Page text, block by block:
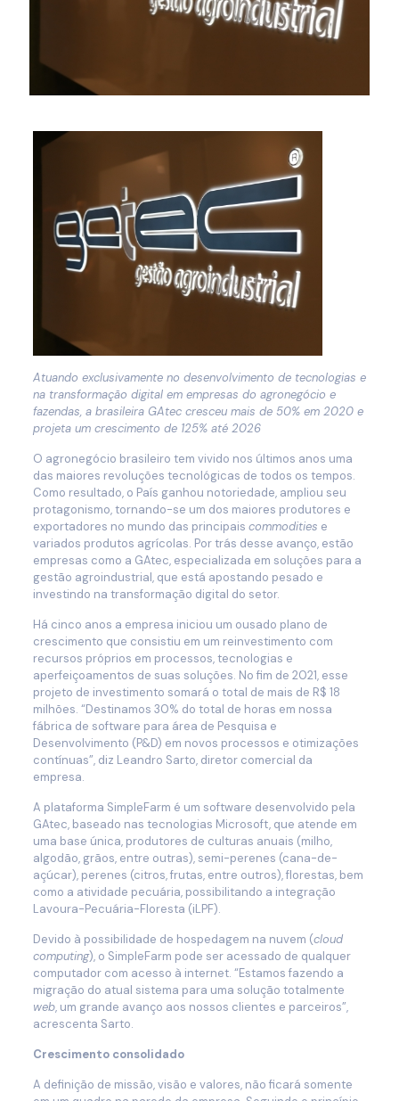
Atuando exclusivamente no desenvolvimento de tecnologias e
na transformação digital em empresas do agronegócio e
fazendas, a brasileira GAtec cresceu mais de 50% em 2020 e
projeta um crescimento de 125% até 2026
O agronegócio brasileiro tem vivido nos últimos anos uma
das maiores revoluções tecnológicas de todos os tempos.
Como resultado, o País ganhou notoriedade, ampliou seu
protagonismo, tornando-se um dos maiores produtores e
exportadores no mundo das principais commodities e
variados produtos agrícolas. Por trás desse avanço, estão
empresas como a GAtec, especializada em soluções para a
gestão agroindustrial, que está apostando pesado e
investindo na transformação digital do setor.
Há cinco anos a empresa iniciou um ousado plano de
crescimento que consistiu em um reinvestimento com
recursos próprios em processos, tecnologias e
aperfeiçoamentos de suas soluções. No fim de 2021, esse
projeto de investimento somará o total de mais de R$ 18
milhões. “Destinamos 30% do total de horas em nossa
fábrica de software para área de Pesquisa e
Desenvolvimento (P&D) em novos processos e otimizações
contínuas”, diz Leandro Sarto, diretor comercial da
empresa.
A plataforma SimpleFarm é um software desenvolvido pela
GAtec, baseado nas tecnologias Microsoft, que atende em
uma base única, produtores de culturas anuais (milho,
algodão, grãos, entre outras), semi-perenes (cana-de-
açúcar), perenes (citros, frutas, entre outros), florestas, bem
como a atividade pecuária, possibilitando a integração
Lavoura-Pecuária-Floresta (iLPF).
Devido à possibilidade de hospedagem na nuvem (cloud
computing), o SimpleFarm pode ser acessado de qualquer
computador com acesso à internet. “Estamos fazendo a
migração do atual sistema para uma solução totalmente
web, um grande avanço aos nossos clientes e parceiros”,
acrescenta Sarto.
Crescimento consolidado
A definição de missão, visão e valores, não ficará somente